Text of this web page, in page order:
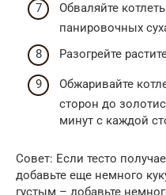
Обваляйте
панировочных
Разогрейте
Обжаривайте
сторон до
минут с каждой
Совет: Если тесто
добавьте еще немного
густым – добавьте